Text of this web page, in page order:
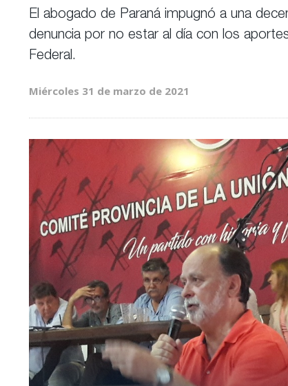
El abogado de Paraná impugnó a una
denuncia por no estar al día con los
Federal.
Miércoles 31 de marzo de 2021